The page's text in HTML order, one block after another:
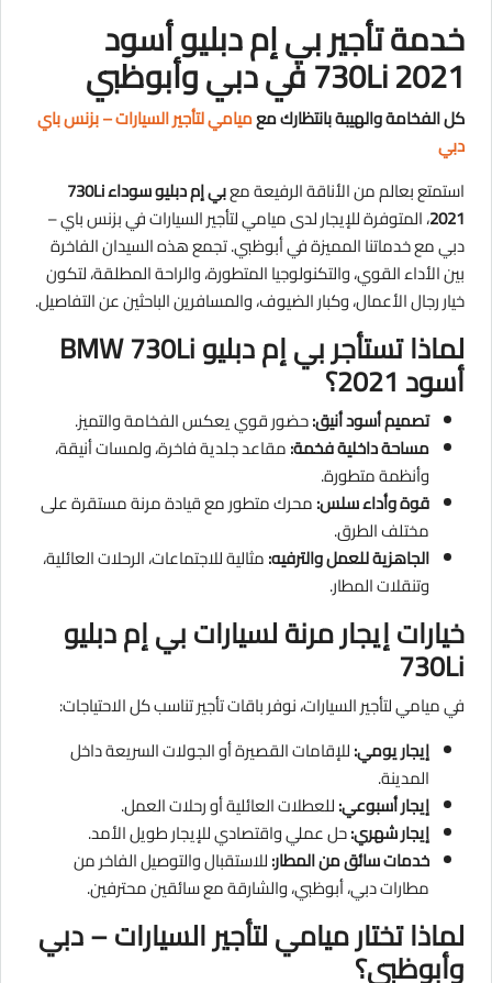
خدمة تأجير بي إم دبليو أسود
730Li 2021 في دبي وأبوظبي
كل الفخامة والهيبة بانتظارك معميامي لتأجير السيارات – بزنس باي
دبي
استمتع بعالم من الأناقة الرفيعة مع
بي إم دبليو سوداء 730Li
2021، المتوفرة للإيجار لدى ميامي لتأجير السيارات في بزنس باي –
دبي مع خدماتنا المميزة في أبوظبي. تجمع هذه السيدان الفاخرة
بين الأداء القوي، والتكنولوجيا المتطورة، والراحة المطلقة، لتكون
خيار رجال الأعمال، وكبار الضيوف، والمسافرين الباحثين عن التفاصيل.
لماذا تستأجر بي إم دبليو BMW 730Li
أسود 2021؟
تصميم أسود أنيق:حضور قوي يعكس الفخامة والتميز.
مساحة داخلية فخمة:مقاعد جلدية فاخرة، ولمسات أنيقة،
وأنظمة متطورة.
قوة وأداء سلس:محرك متطور مع قيادة مرنة مستقرة على
مختلف الطرق.
الجاهزية للعمل والترفيه:مثالية للاجتماعات، الرحلات العائلية،
وتنقلات المطار.
خيارات إيجار مرنة لسيارات بي إم دبليو
730Li
في ميامي لتأجير السيارات، نوفر باقات تأجير تناسب كل الاحتياجات:
إيجار يومي:للإقامات القصيرة أو الجولات السريعة داخل
المدينة.
إيجار أسبوعي:للعطلات العائلية أو رحلات العمل.
إيجار شهري:حل عملي واقتصادي للإيجار طويل الأمد.
خدمات سائق من المطار:للاستقبال والتوصيل الفاخر من
مطارات دبي، أبوظبي، والشارقة مع سائقين محترفين.
لماذا تختار ميامي لتأجير السيارات – دبي
وأبوظبي؟